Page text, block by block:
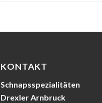
KONTAKT
Schnapsspezialitäten
Drexler Arnbruck